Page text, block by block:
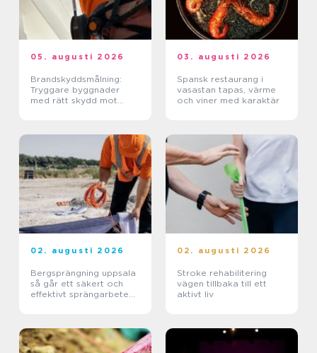
05. augusti 2026
Brandskyddsmålning:
Tryggare byggnader
med rätt skydd mot
03. augusti 2026
Spansk restaurang i
vasastan tapas, värme
och viner med karaktär
02. augusti 2026
Bergsprängning uppsala
så går ett säkert och
effektivt sprängarbete
02. augusti 2026
Stroke rehabilitering
vägen tillbaka till ett
aktivt liv